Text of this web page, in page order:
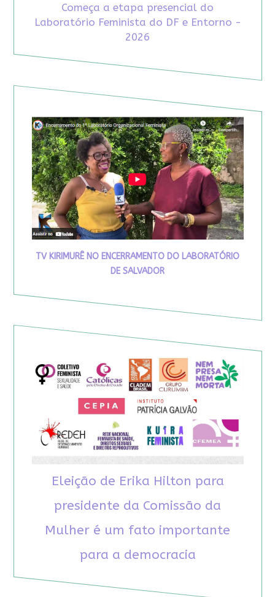
Começa a etapa presencial do
Laboratório Feminista do DF e Entorno -
2026
TV KIRIMURÊ NO ENCERRAMENTO DO LABORATÓRIO
DE SALVADOR
Eleição de Erika Hilton para
presidente da Comissão da
Mulher é um fato importante
para a democracia